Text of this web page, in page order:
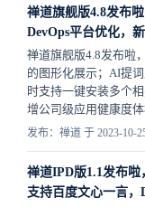
禅道旗舰版4.8发布
DevOps平台优化，
禅道旗舰版4.8发布啦
的图形化展示；AI提
时支持一键安装多个
增公司级应用健康度
发布：禅道 于 2023-10-
禅道IPD版1.1发布啦
支持百度文心一言，